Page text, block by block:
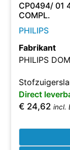
CP0494/ 01
COMPL.
PHILIPS
Fabrikant
PHILIPS
Direct
€ 24,62 incl.